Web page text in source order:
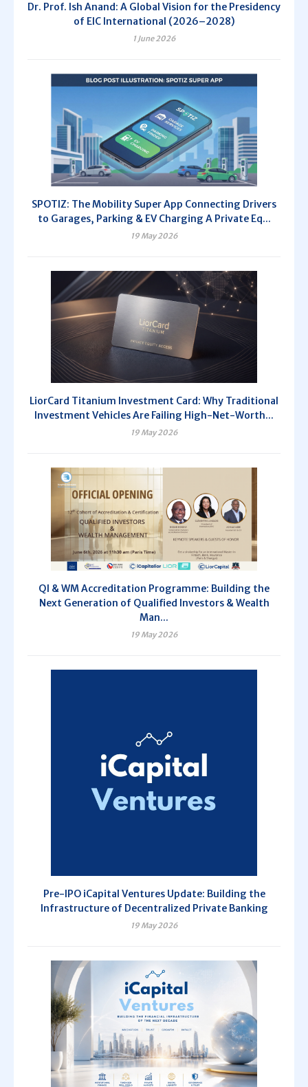
Dr. Prof. Ish Anand: A Global Vision for the Presidency
of EIC International (2026–2028)
1 June 2026
SPOTIZ: The Mobility Super App Connecting Drivers
to Garages, Parking & EV Charging A Private Eq...
19 May 2026
LiorCard Titanium Investment Card: Why Traditional
Investment Vehicles Are Failing High-Net-Worth...
19 May 2026
QI & WM Accreditation Programme: Building the
Next Generation of Qualified Investors & Wealth
Man...
19 May 2026
Pre-IPO iCapital Ventures Update: Building the
Infrastructure of Decentralized Private Banking
19 May 2026